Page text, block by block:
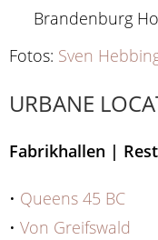
Fotos: Sven
URBANE
Fabrikhallen |
• Queens 45 BC
• Von Greifswald